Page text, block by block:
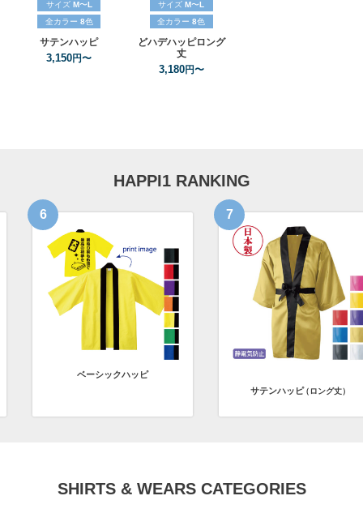
サイズ M〜 L
全カラー 8色
サテンハッピ
3,150円〜
サイズ M〜 L
全カラー 8色
どハデハッピロング
丈
3,180円〜
HAPPI1 RANKING
ベーシックハッピ
サテンハッピ（ロング丈）
SHIRTS & WEARS CATEGORIES